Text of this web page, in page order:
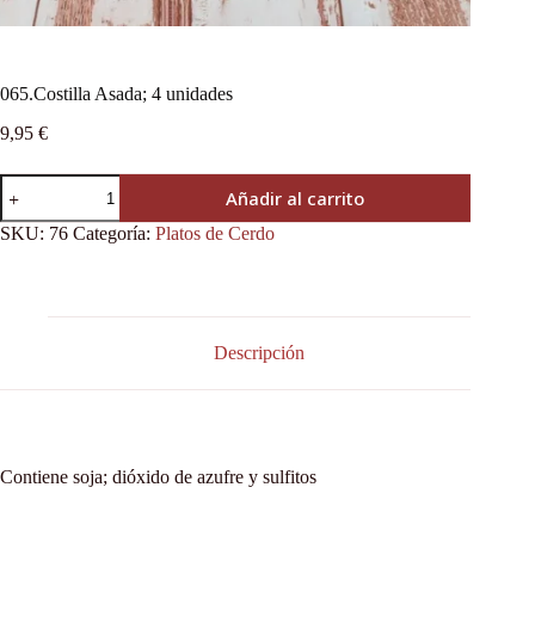
065.Costilla Asada; 4 unidades
9,95 €
Añadir al carrito
SKU: 76 Categoría: Platos de Cerdo
Descripción
Contiene soja; dióxido de azufre y sulfitos